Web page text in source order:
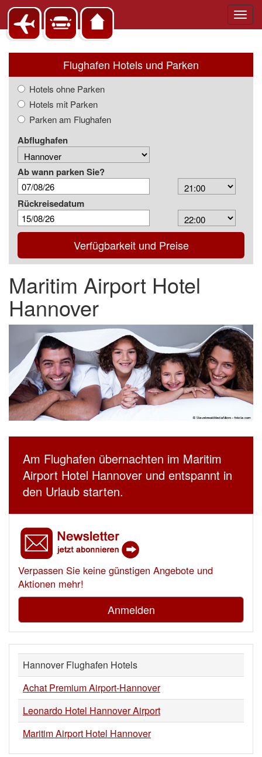
Flughafen Hotels und Parken
Hotels ohne Parken
Hotels mit Parken
Parken am Flughafen
Abflughafen
Ab wann parken Sie?
Arrival
Time
Rückreisedatum
Depart
Time
Verfügbarkeit und Preise
Maritim Airport Hotel
Hannover
Am Flughafen übernachten im Maritim
Airport Hotel Hannover und entspannt in
den Urlaub starten.
Verpassen Sie keine günstigen Angebote und
Aktionen mehr!
Anmelden
Hannover Flughafen Hotels
Achat Premium Airport-Hannover
Leonardo Hotel Hannover Airport
Maritim Airport Hotel Hannover